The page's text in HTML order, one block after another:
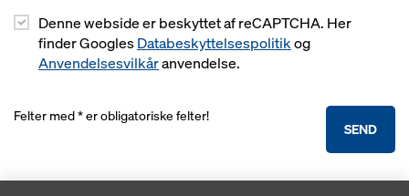
Denne webside er beskyttet af reCAPTCHA. Her
finder GooglesDatabeskyttelsespolitikog
Anvendelsesvilkåranvendelse.
SEND
Felter med * er obligatoriske felter!